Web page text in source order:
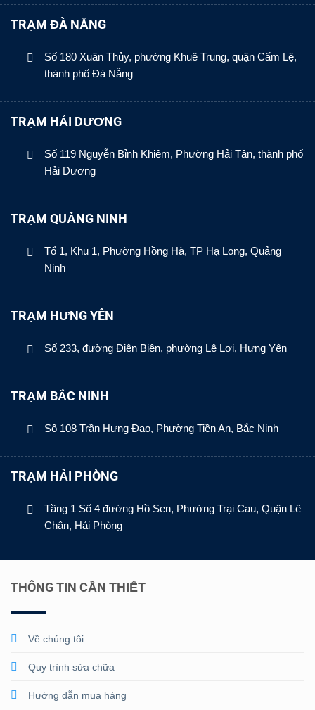
TRẠM ĐÀ NẴNG
Số 180 Xuân Thủy, phường Khuê Trung, quận Cẩm Lệ,
thành phố Đà Nẵng
TRẠM HẢI DƯƠNG
Số 119 Nguyễn Bỉnh Khiêm, Phường Hải Tân, thành phố
Hải Dương
TRẠM QUẢNG NINH
Tổ 1, Khu 1, Phường Hồng Hà, TP Hạ Long, Quảng
Ninh
TRẠM HƯNG YÊN
Số 233, đường Điện Biên, phường Lê Lợi, Hưng Yên
TRẠM BẮC NINH
Số 108 Trần Hưng Đạo, Phường Tiền An, Bắc Ninh
TRẠM HẢI PHÒNG
Tầng 1 Số 4 đường Hồ Sen, Phường Trại Cau, Quận Lê
Chân, Hải Phòng
THÔNG TIN CẦN THIẾT
Về chúng tôi
Quy trình sửa chữa
Hướng dẫn mua hàng